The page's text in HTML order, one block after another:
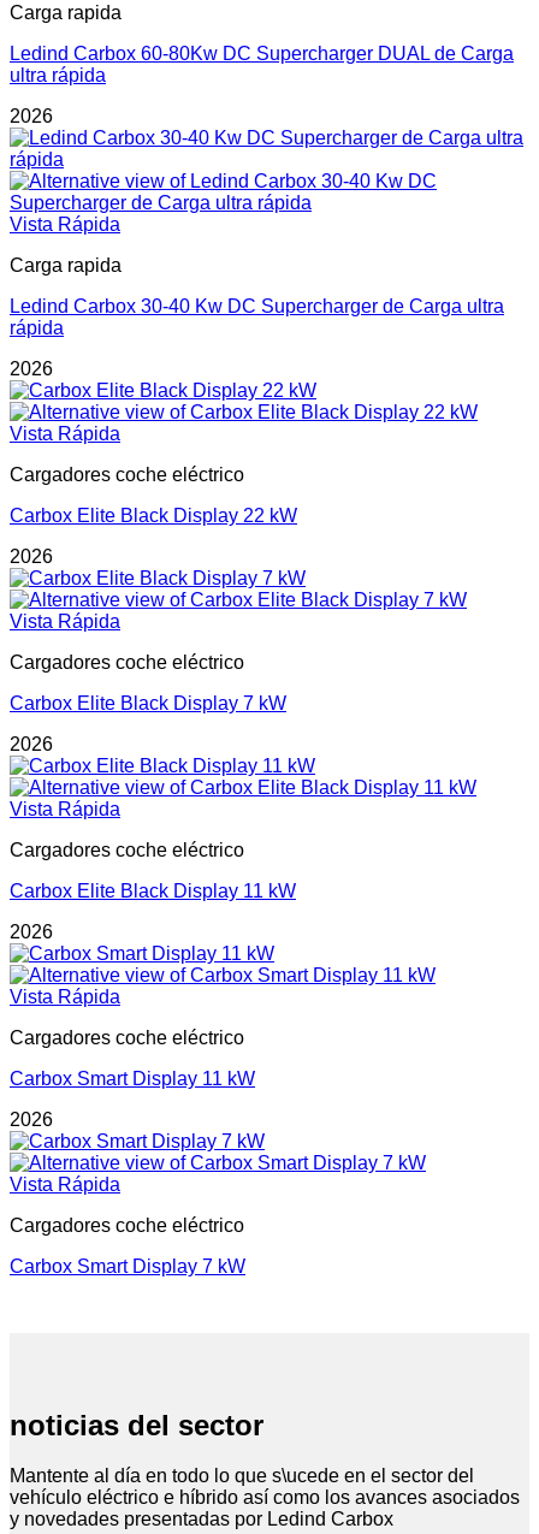
Carga rapida
Ledind Carbox 60-80Kw DC Supercharger DUAL de Carga
ultra rápida
2026
Vista Rápida
Carga rapida
Ledind Carbox 30-40 Kw DC Supercharger de Carga ultra
rápida
2026
Vista Rápida
Cargadores coche eléctrico
Carbox Elite Black Display 22 kW
2026
Vista Rápida
Cargadores coche eléctrico
Carbox Elite Black Display 7 kW
2026
Vista Rápida
Cargadores coche eléctrico
Carbox Elite Black Display 11 kW
2026
Vista Rápida
Cargadores coche eléctrico
Carbox Smart Display 11 kW
2026
Vista Rápida
Cargadores coche eléctrico
Carbox Smart Display 7 kW
noticias del sector
Mantente al día en todo lo que s\ucede en el sector del
vehículo eléctrico e híbrido así como los avances asociados
y novedades presentadas por Ledind Carbox